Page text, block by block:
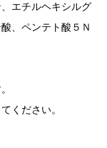
エチルヘキシルグ
、ペンテト酸５Ｎ
ください。